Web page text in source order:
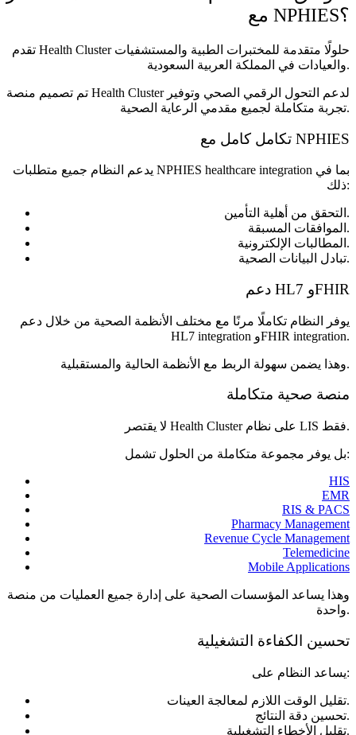
مع NPHIES؟
تقدم Health Cluster حلولًا متقدمة للمختبرات الطبية والمستشفيات
والعيادات في المملكة العربية السعودية.
تم تصميم منصة Health Cluster لدعم التحول الرقمي الصحي وتوفير
تجربة متكاملة لجميع مقدمي الرعاية الصحية.
تكامل كامل مع NPHIES
يدعم النظام جميع متطلبات NPHIES healthcare integration بما في
ذلك:
التحقق من أهلية التأمين.
الموافقات المسبقة.
المطالبات الإلكترونية.
تبادل البيانات الصحية.
دعم HL7 وFHIR
يوفر النظام تكاملًا مرنًا مع مختلف الأنظمة الصحية من خلال دعم
HL7 integration وFHIR integration.
وهذا يضمن سهولة الربط مع الأنظمة الحالية والمستقبلية.
منصة صحية متكاملة
لا يقتصر Health Cluster على نظام LIS فقط.
بل يوفر مجموعة متكاملة من الحلول تشمل:
HIS
EMR
RIS & PACS
Pharmacy Management
Revenue Cycle Management
Telemedicine
Mobile Applications
وهذا يساعد المؤسسات الصحية على إدارة جميع العمليات من منصة
واحدة.
تحسين الكفاءة التشغيلية
يساعد النظام على:
تقليل الوقت اللازم لمعالجة العينات.
تحسين دقة النتائج.
تقليل الأخطاء التشغيلية.